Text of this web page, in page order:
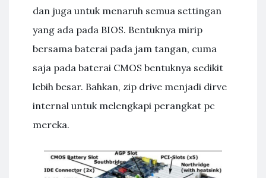
dan juga untuk menaruh semua settingan
yang ada pada BIOS. Bentuknya mirip
bersama baterai pada jam tangan, cuma
saja pada baterai CMOS bentuknya sedikit
lebih besar. Bahkan, zip drive menjadi dirve
internal untuk melengkapi perangkat pc
mereka.